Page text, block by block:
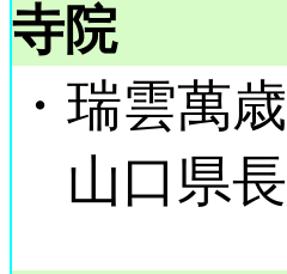
寺院
・瑞雲萬
山口県長